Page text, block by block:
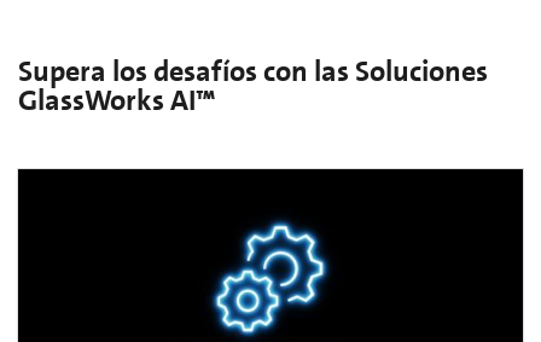
Supera los desafíos con las Soluciones
GlassWorks AI™